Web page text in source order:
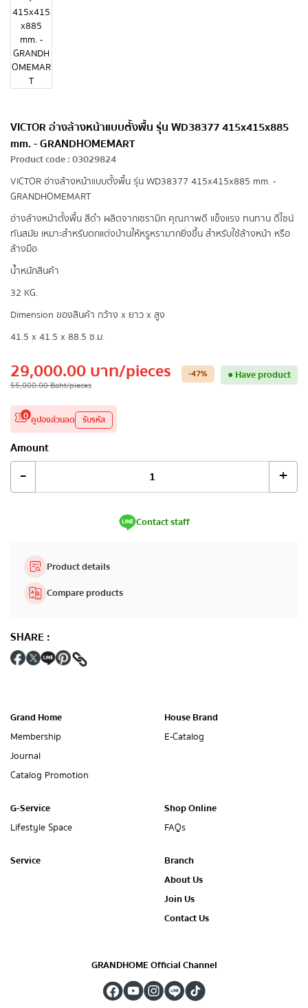
VICTOR อ่างล้างหน้าแบบตั้งพื้น รุ่น WD38377 415x415x885
mm. - GRANDHOMEMART
Product code:03029824
VICTOR อ่างล้างหน้าแบบตั้งพื้น รุ่น WD38377 415x415x885 mm. -
GRANDHOMEMART
อ่างล้างหน้าตั้งพื้น สีดำ ผลิตจากเซรามิก คุณภาพดี แข็งแรง ทนทาน ดีไซน์
ทันสมัย เหมาะสำหรับตกแต่งบ้านให้หรูหรามากยิ่งขึ้น สำหรับใช้ล้างหน้า หรือ
ล้างมือ
น้ำหนักสินค้า
32 KG.
Dimension ของสินค้า กว้าง x ยาว x สูง
41.5 x 41.5 x 88.5 ซ.ม.
29,000.00บาท/pieces
55,000.00Baht/pieces
-47% ●Have product
0 คูปองส่วนลด รับรหัส
Amount
- +
Contact staff
Product details
Compare products
SHARE:
Grand Home
Membership
Journal
Catalog Promotion
House Brand
E-Catalog
G-Service
Lifestyle Space
Shop Online
FAQs
Service
Branch
About Us
Join Us
Contact Us
GRANDHOME Official Channel